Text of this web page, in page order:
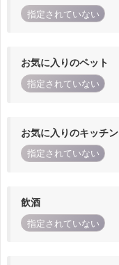
指定されていない
お気に入りのペット
指定されていない
お気に入りのキッチン
指定されていない
飲酒
指定されていない